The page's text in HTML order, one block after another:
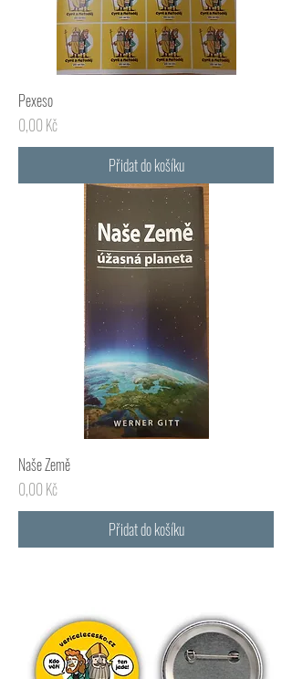
Pexeso
Cena
0,00 Kč
Přidat do košíku
Naše Země
Cena
0,00 Kč
Přidat do košíku